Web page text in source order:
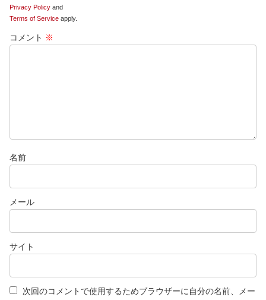
Privacy Policy and
Terms of Service apply.
コメント ※
名前
メール
サイト
次回のコメントで使用するためブラウザーに自分の名前、メー